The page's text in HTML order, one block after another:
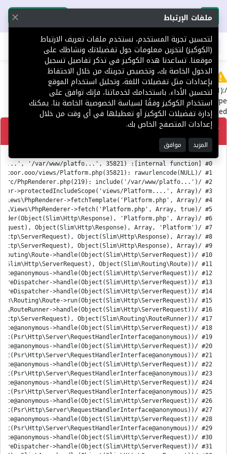
تحميل التطبيق تحميل التطبيق
اطلب عقارك
Error
/var/www/platform.toor.ooo/views/Platform.php(35821):
rawurlencode(): Passing null to parameter #1 ($string) of type
string is deprecated
تصحيح
ملفات الإرتباط
لتحسين تجربة المستخدم، نستخدم ملفات تعريف الارتباط
(الكوكيز) لتخزين معلومات حول تفضيلاتك ونشاطك على
موقعنا. تساعدنا هذه الكوكيز في تذكر تفاصيل تسجيل
الدخول الخاصة بك، وتخصيص تجربتك من خلال الاحتفاظ
بإعدادات مثل تفضيلات اللغة، وتحليل استخدام الموقع
لتحسين الأداء. باستخدامك لخدماتنا، فإنك توافق على
استخدام الكوكيز وفقًا لسياسة الخصوصية الخاصة بنا. يمكنك
إدارة تفضيلات الكوكيز أو تعطيلها في أي وقت من خلال
إعدادات المتصفح الخاص بك.
المزيد موافق